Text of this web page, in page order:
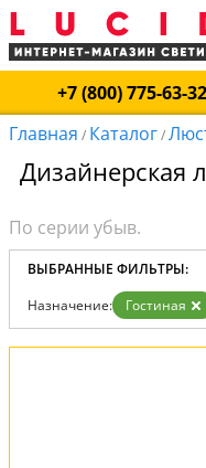
+7 (800) 775-63-32
Главная / Каталог/
Дизайнерская
ВЫБРАННЫЕ ФИЛЬТРЫ:
Назначение: Гостиная
Вид:
Люстры